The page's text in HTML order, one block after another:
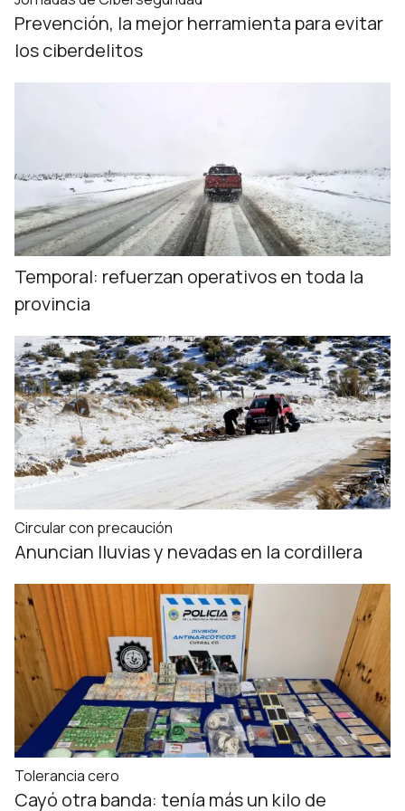
Prevención, la mejor herramienta para evitar
los ciberdelitos
Temporal: refuerzan operativos en toda la
provincia
Circular con precaución
Anuncian lluvias y nevadas en la cordillera
Tolerancia cero
Cayó otra banda: tenía más un kilo de